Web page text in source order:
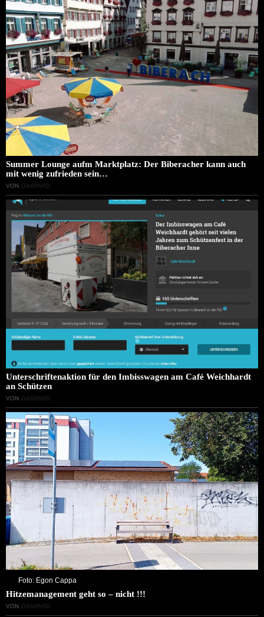
Summer Lounge aufm Marktplatz: Der Biberacher kann auch
mit wenig zufrieden sein…
VON GASPARD
Unterschriftenaktion für den Imbisswagen am Café Weichhardt
an Schützen
VON GASPARD
Foto: Egon Cappa
Hitzemanagement geht so – nicht !!!
VON GASPARD